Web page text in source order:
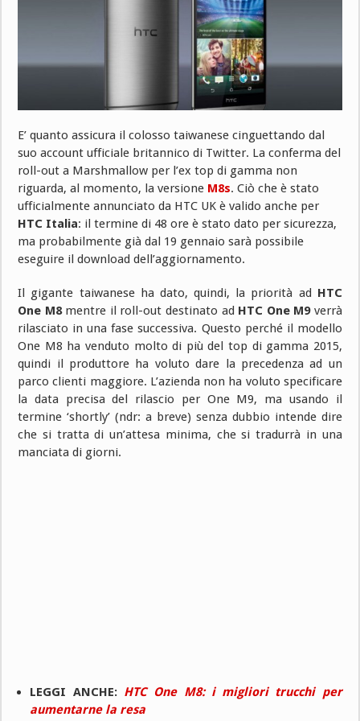
E’ quanto assicura il colosso taiwanese cinguettando dal
suo account ufficiale britannico di Twitter. La conferma del
roll-out a Marshmallow per l’ex top di gamma non
riguarda, al momento, la versione M8s. Ciò che è stato
ufficialmente annunciato da HTC UK è valido anche per
HTC Italia: il termine di 48 ore è stato dato per sicurezza,
ma probabilmente già dal 19 gennaio sarà possibile
eseguire il download dell’aggiornamento.
Il gigante taiwanese ha dato, quindi, la priorità ad HTC
One M8mentre il roll-out destinato ad HTC One M9verrà
rilasciato in una fase successiva. Questo perché il modello
One M8 ha venduto molto di più del top di gamma 2015,
quindi il produttore ha voluto dare la precedenza ad un
parco clienti maggiore. L’azienda non ha voluto specificare
la data precisa del rilascio per One M9, ma usando il
termine ‘shortly’ (ndr: a breve) senza dubbio intende dire
che si tratta di un’attesa minima, che si tradurrà in una
manciata di giorni.
LEGGI ANCHE: HTC One M8: i migliori trucchi per
aumentarne la resa